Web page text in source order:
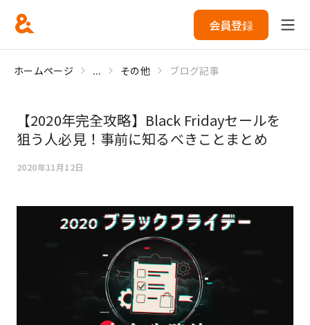
会員登録
ホームページ ... その他 ブログ記事
【2020年完全攻略】Black Fridayセールを
狙う人必見！事前に知るべきことまとめ
2020年11月12日